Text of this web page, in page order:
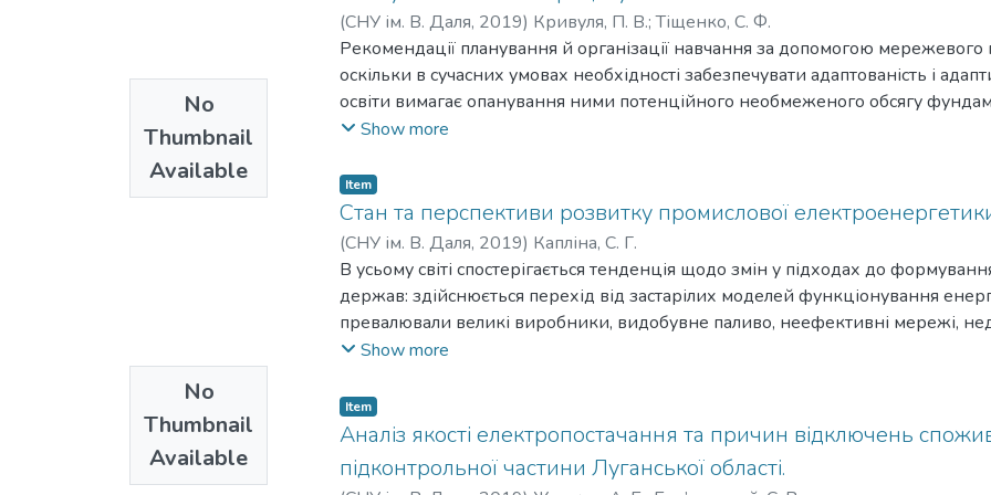
No
Thumbnail
Available
(СНУ ім. В. Даля, 2019) Кривуля, П. В.;Тіщенко, С. Ф.
Рекомендації планування й організації навчання за допомогою мережевого
оскільки в сучасних умовах необхідності забезпечувати адаптованість і
освіти вимагає опанування ними потенційного необмеженого обсягу
знань. При цьому існуючі моделі і методи мережевого планування не
розв’язання такого методологічного недоліку дозволу «великих»
використання обґрунтувань інституційного обумовлених термінів
подальшого ітеративно-зворотного вирішення завдань мережевого
Show more
No
Thumbnail
Available
Item
Стан та перспективи розвитку промислової
(СНУ ім. В. Даля, 2019) Капліна, С. Г.
В усьому світі спостерігається тенденція щодо змін у підходах до
держав: здійснюється перехід від застарілих моделей функціонування
превалювали великі виробники, видобувне паливо, неефективні мережі,
ринках природного газу, електроенергії, вугілля – до нової моделі, в якій
виробництва енергії або джерел та шляхів постачання паливних ресурсів.
підвищенню енергоефективності й використанню енергії з
Крім того, одним із пріоритетів глобального розвитку енергетики є
та адаптації до зміни клімату.
Show more
Item
Аналіз якості електропостачання та причин відключень
підконтрольної частини Луганської області.